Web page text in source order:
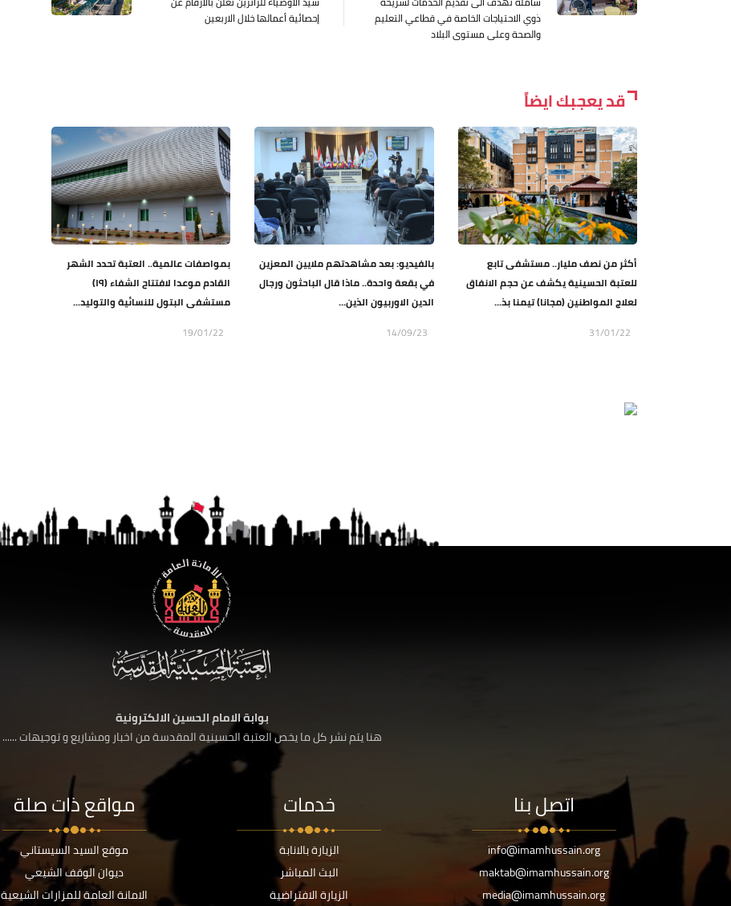
إحصائية أعمالها خلال الاربعين
ذوي الاحتياجات الخاصة في قطاعي التعليم
والصحة وعلى مستوى البلاد
قد يعجبك ايضاً
أكثر من نصف مليار.. مستشفى تابع
للعتبة الحسينية يكشف عن حجم الانفاق
لعلاج المواطنين (مجانا) تيمنا بذ...
31/01/22
بالفيديو: بعد مشاهدتهم ملايين المعزين
في بقعة واحدة.. ماذا قال الباحثون ورجال
الدين الاوربيون الذين...
14/09/23
بمواصفات عالمية.. العتبة تحدد الشهر
القادم موعدا لافتتاح الشفاء (١٩)
مستشفى البتول للنسائية والتوليد...
19/01/22
بوابة الامام الحسين الالكترونية
هنا يتم نشر كل ما يخص العتبة الحسينية المقدسة من اخبار ومشاريع و توجيهات ......
اتصل بنا
info@imamhussain.org
maktab@imamhussain.org
media@imamhussain.org
خدمات
الزيارة بالانابة
البث المباشر
الزيارة الافتراضية
مواقع ذات صلة
موقع السيد السيستاني
ديوان الوقف الشيعي
الامانة العامة للمزارات الشيعية